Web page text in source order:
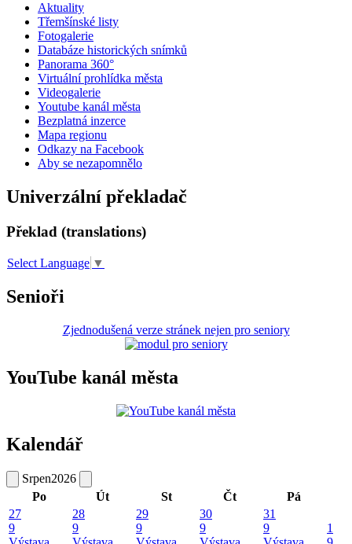
Aktuality
Třemšínské listy
Fotogalerie
Databáze historických snímků
Panorama 360°
Virtuální prohlídka města
Videogalerie
Youtube kanál města
Bezplatná inzerce
Mapa regionu
Odkazy na Facebook
Aby se nezapomnělo
Univerzální překladač
Překlad (translations)
Select Language ▼
Senioři
Zjednodušená verze stránek nejen pro seniory
YouTube kanál města
Kalendář
Srpen2026
Po
Út St Čt
Pá
27
9
28
9
29
9
30
9
31
9
1